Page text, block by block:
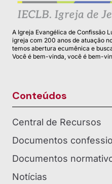
A Igreja Evangélica de Confissão
igreja com 200 anos de atuação
temos abertura ecumênica e
Você é bem-vinda, você é bem-
Conteúdos
Central de Recursos
Documentos
Documentos
Notícias